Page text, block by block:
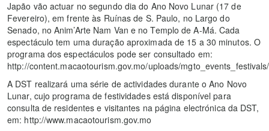
Japão vão actuar no segundo dia do Ano Novo Lunar (17 de
Fevereiro), em frente às Ruínas de S. Paulo, no Largo do
Senado, no Anim’Arte Nam Van e no Templo de A-Má. Cada
espectáculo tem uma duração aproximada de 15 a 30 minutos. O
programa dos espectáculos pode ser consultado em:
http://content.macaotourism.gov.mo/uploads/
A DST realizará uma série de actividades durante o Ano Novo
Lunar, cujo programa de festividades está disponível para
consulta de residentes e visitantes na página electrónica da DST,
em: http://www.macaotourism.gov.mo